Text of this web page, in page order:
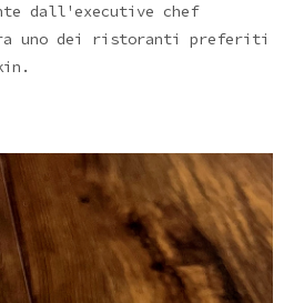
dall'executive chef
uno dei ristoranti preferiti